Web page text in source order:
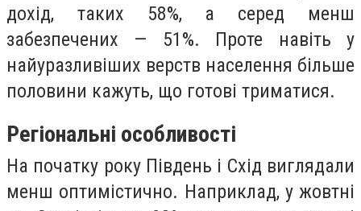
дохід, таких 58%, а серед менш
забезпечених — 51%. Проте навіть у
найуразливіших верств населення більше
половини кажуть, що готові триматися.
Регіональні особливості
На початку року Південь і Схід виглядали
менш оптимістично. Наприклад, у жовтні